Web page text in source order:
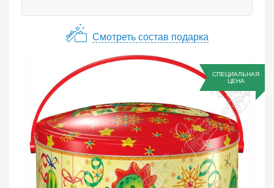
СПЕЦИАЛЬНАЯ
ЦЕНА
Смотреть состав подарка